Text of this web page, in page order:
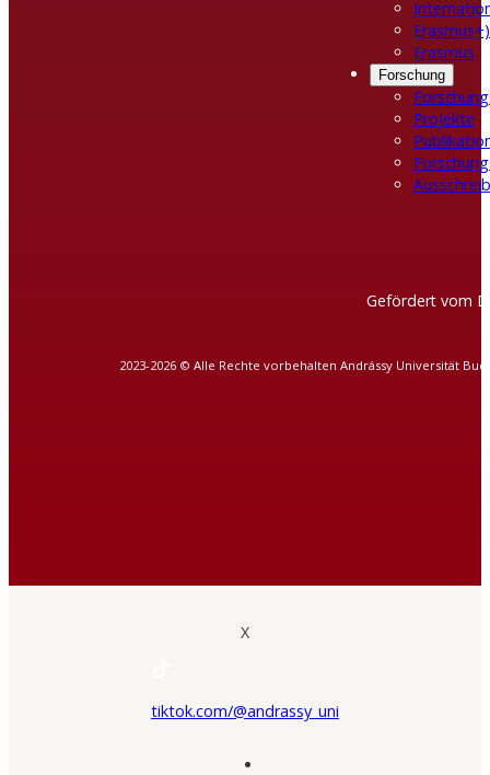
Erasmus
Forschung
Projekte
Gefördert vom
2023-2026 © Alle Rechte vorbehalten Andrássy Universität
X
tiktok.com/@andrassy_uni